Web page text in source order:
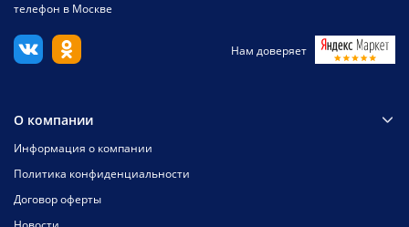
телефон в Москве
Нам доверяет
О компании
Информация о компании
Политика конфиденциальности
Договор оферты